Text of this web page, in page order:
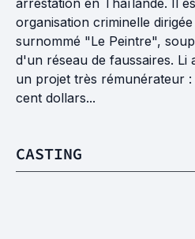
arrestation en Thaïlande. Il
organisation criminelle
surnommé "Le Peintre",
d'un réseau de faussaires.
un projet très rémunérateur :
cent dollars...
CASTING